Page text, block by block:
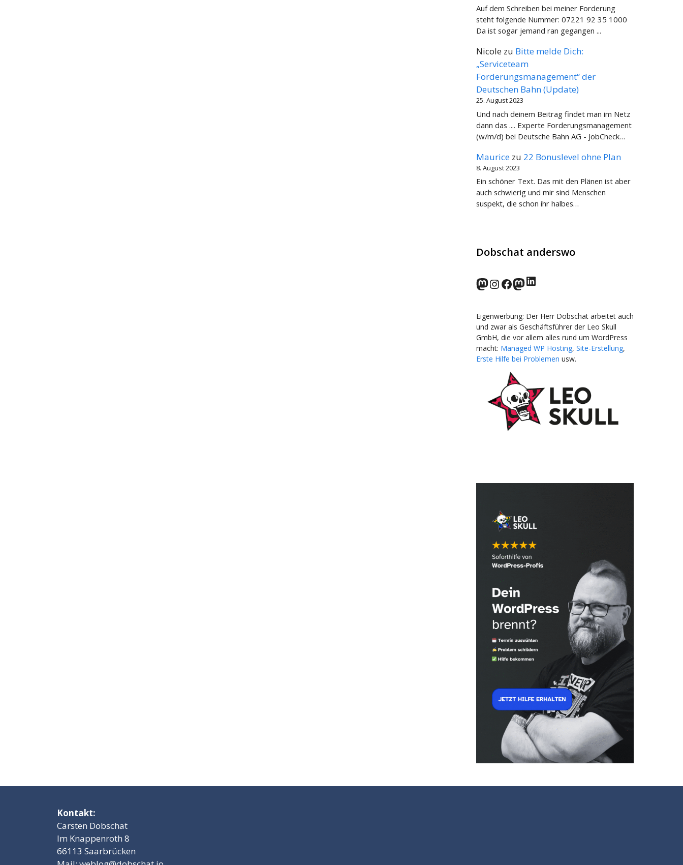
Auf dem Schreiben bei meiner Forderung
steht folgende Nummer: 07221 92 35 1000
Da ist sogar jemand ran gegangen ...
Nicole zu Bitte melde Dich:
„Serviceteam
Forderungsmanagement“ der
Deutschen Bahn (Update)
25. August 2023
Und nach deinem Beitrag findet man im Netz
dann das .... Experte Forderungsmanagement
(w/m/d) bei Deutsche Bahn AG - JobCheck…
Maurice zu 22 Bonuslevel ohne Plan
8. August 2023
Ein schöner Text. Das mit den Plänen ist aber
auch schwierig und mir sind Menschen
suspekt, die schon ihr halbes…
Dobschat anderswo
norden.social
Instagram
Facebook
wp-punks.social
LinkedIn
Eigenwerbung: Der Herr Dobschat arbeitet auch
und zwar als Geschäftsführer der Leo Skull
GmbH, die vor allem alles rund um WordPress
macht: Managed WP Hosting, Site-Erstellung,
Erste Hilfe bei Problemen usw.
Kontakt:
Carsten Dobschat
Im Knappenroth 8
66113 Saarbrücken